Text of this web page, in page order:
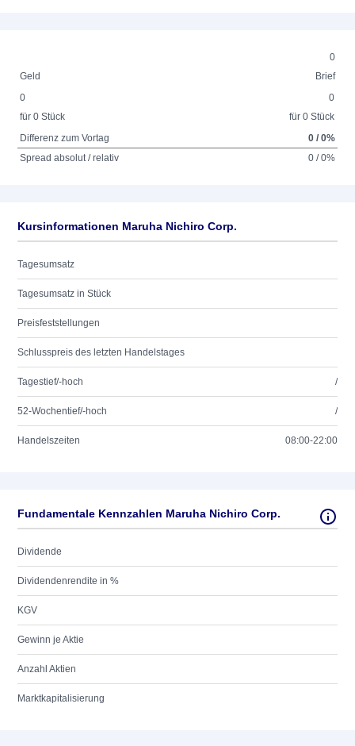
0
Geld
Brief
0
für 0 Stück
0
für 0 Stück
Differenz zum Vortag
0 / 0%
Spread absolut / relativ
0 / 0%
Kursinformationen Maruha Nichiro Corp.
Tagesumsatz
Tagesumsatz in Stück
Preisfeststellungen
Schlusspreis des letzten Handelstages
Tagestief/-hoch /
52-Wochentief/-hoch /
Handelszeiten 08:00-22:00
Fundamentale Kennzahlen Maruha Nichiro Corp.
Dividende
Dividendenrendite in %
KGV
Gewinn je Aktie
Anzahl Aktien
Marktkapitalisierung